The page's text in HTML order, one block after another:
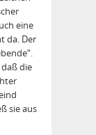
eine
da. Der
die
sie aus